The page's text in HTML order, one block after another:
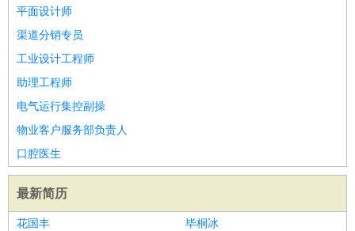
平面设计师
渠道分销专员
工业设计工程师
助理工程师
电气运行集控副操
物业客户服务部负责人
口腔医生
最新简历
花国丰
毕桐冰